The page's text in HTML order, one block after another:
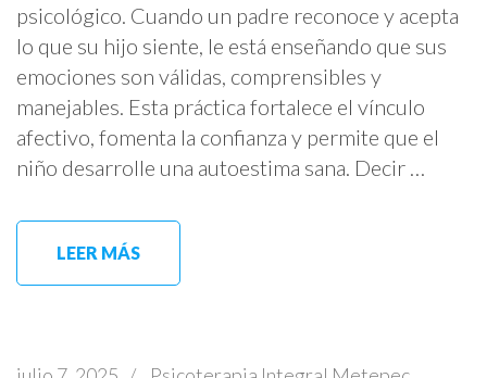
psicológico. Cuando un padre reconoce y acepta
lo que su hijo siente, le está enseñando que sus
emociones son válidas, comprensibles y
manejables. Esta práctica fortalece el vínculo
afectivo, fomenta la confianza y permite que el
niño desarrolle una autoestima sana. Decir …
LEER MÁS